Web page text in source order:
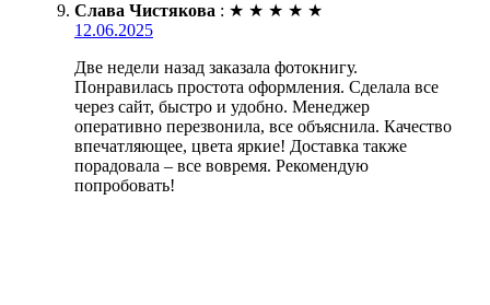
Слава Чистякова : ★ ★ ★ ★ ★
12.06.2025
Две недели назад заказала фотокнигу.
Понравилась простота оформления. Сделала все
через сайт, быстро и удобно. Менеджер
оперативно перезвонила, все объяснила. Качество
впечатляющее, цвета яркие! Доставка также
порадовала – все вовремя. Рекомендую
попробовать!